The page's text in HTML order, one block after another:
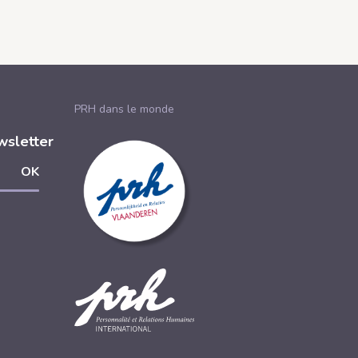
PRH dans le monde